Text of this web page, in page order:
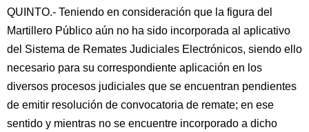
QUINTO.- Teniendo en consideración que la figura del
Martillero Público aún no ha sido incorporada al aplicativo
del Sistema de Remates Judiciales Electrónicos, siendo ello
necesario para su correspondiente aplicación en los
diversos procesos judiciales que se encuentran pendientes
de emitir resolución de convocatoria de remate; en ese
sentido y mientras no se encuentre incorporado a dicho